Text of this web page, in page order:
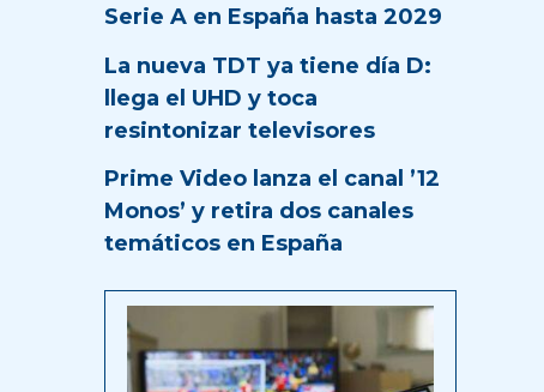
Serie A en España hasta 2029
La nueva TDT ya tiene día D:
llega el UHD y toca
resintonizar televisores
Prime Video lanza el canal ’12
Monos’ y retira dos canales
temáticos en España